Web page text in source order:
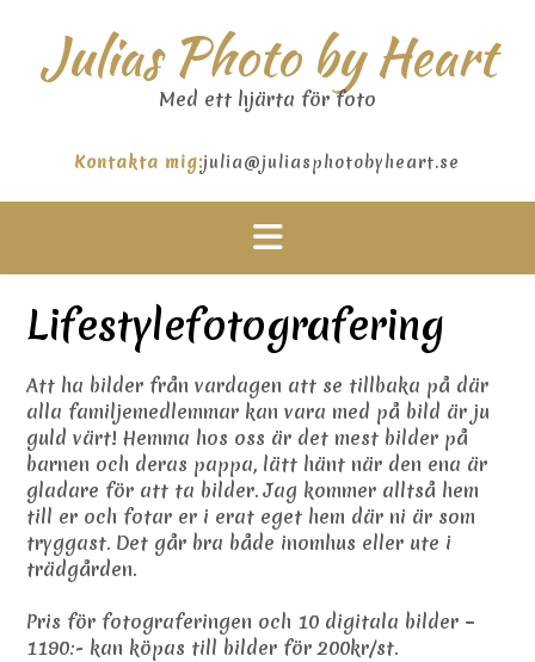
innehållJulias Photo by Heart
Med ett hjärta för foto
Kontakta mig:julia@juliasphotobyheart.se
Lifestylefotografering
Att ha bilder från vardagen att se tillbaka på där
alla familjemedlemmar kan vara med på bild är ju
guld värt! Hemma hos oss är det mest bilder på
barnen och deras pappa, lätt hänt när den ena är
gladare för att ta bilder. Jag kommer alltså hem
till er och fotar er i erat eget hem där ni är som
tryggast. Det går bra både inomhus eller ute i
trädgården.
Pris för fotograferingen och 10 digitala bilder –
1190:- kan köpas till bilder för 200kr/st.